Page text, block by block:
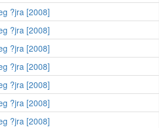
?jra [2008]
?jra [2008]
?jra [2008]
?jra [2008]
?jra [2008]
?jra [2008]
?jra [2008]